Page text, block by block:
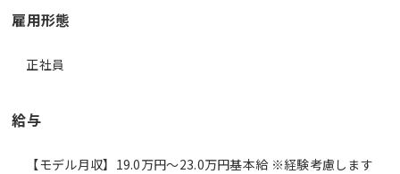
雇用形態
正社員
給与
【モデル月収】19.0万円〜23.0万円基本給 ※経験考慮します